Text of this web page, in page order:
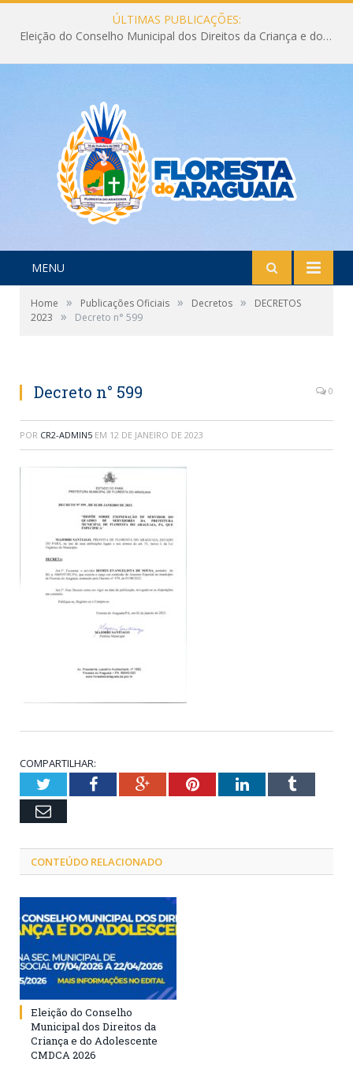
ÚLTIMAS PUBLICAÇÕES:
Eleição do Conselho Municipal dos Direitos da Criança e do Adolescente CMDCA 2026
MENU
Home » Publicações Oficiais » Decretos »
DECRETOS
2023
» Decreto n° 599
Decreto n° 599 0
POR CR2-ADMIN5 EM 12 DE JANEIRO DE 2023
COMPARTILHAR:
TwitterFacebookGoogle+PinterestLinkedInTumblr
Email
CONTEÚDO RELACIONADO
Eleição do Conselho
Municipal dos Direitos da
Criança e do Adolescente
CMDCA 2026